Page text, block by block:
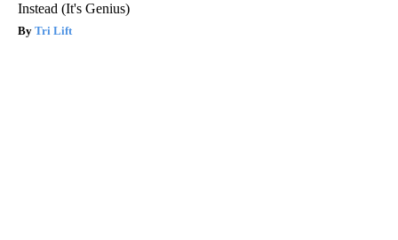
Instead (It's Genius)
Tri Lift